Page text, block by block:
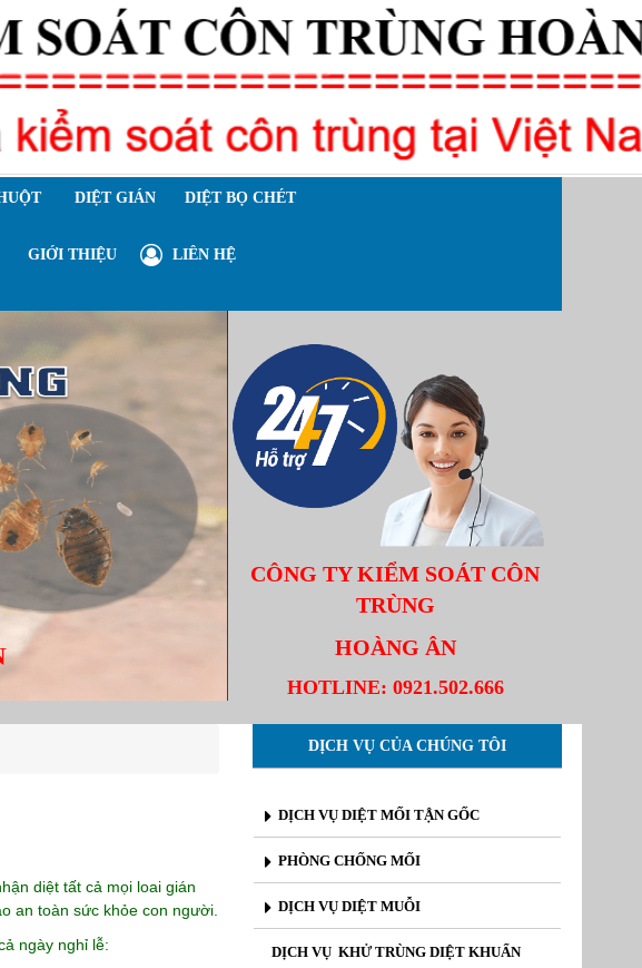
DIỆT GIÁN DIỆT BỌ CHÉT
GIỚI THIỆU LIÊN HỆ
CÔNG TY KIỂM SOÁT CÔN
TRÙNG
HOÀNG ÂN
HOTLINE: 0921.502.666
diệt tất cả mọi loai gián
an toàn sức khỏe con người.
ngày nghỉ lễ:
DỊCH VỤ CỦA CHÚNG TÔI
DỊCH VỤ DIỆT MỐI TẬN GỐC
PHÒNG CHỐNG MỐI
DỊCH VỤ DIỆT MUỖI
DỊCH VỤ KHỬ TRÙNG DIỆT KHUẨN